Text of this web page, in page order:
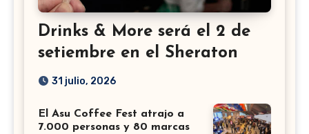
Drinks & More será el 2 de
setiembre en el Sheraton
31 julio, 2026
El Asu Coffee Fest atrajo a
7.000 personas y 80 marcas